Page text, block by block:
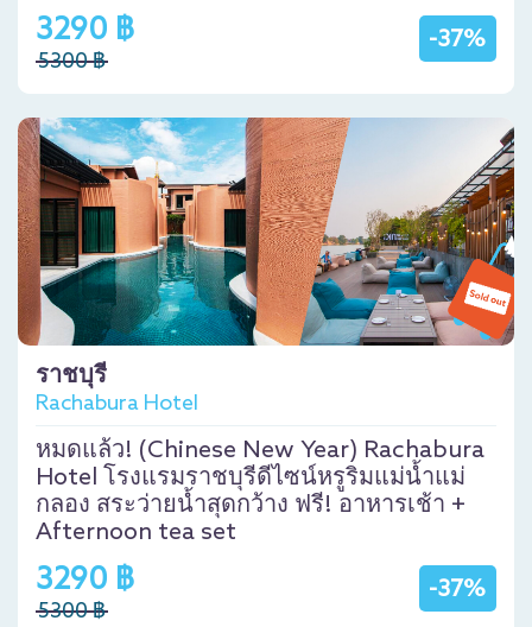
-37%
3290 ฿
5300 ฿
ราชบุรี
Rachabura Hotel
หมดแล้ว! (Chinese New Year) Rachabura
Hotel โรงแรมราชบุรีดีไซน์หรูริมแม่น้ำแม่
กลอง สระว่ายน้ำสุดกว้าง ฟรี! อาหารเช้า +
Afternoon tea set
-37%
3290 ฿
5300 ฿